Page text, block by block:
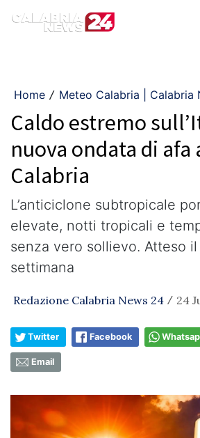
Home / Meteo Calabria | Calabria
Caldo estremo
nuova ondata di afa
Calabria
L’anticiclone subtropicale
elevate, notti tropicali e
senza vero sollievo. Atteso
settimana
Redazione Calabria News 24 / 24
Twitter Facebook
Email